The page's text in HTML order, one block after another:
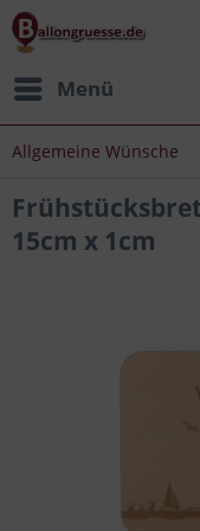
Menü
Allgemeine Wünsche
15cm x 1cm